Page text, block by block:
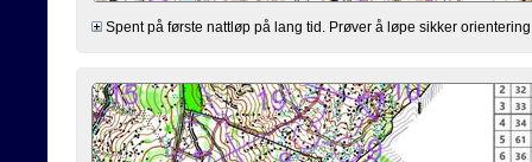
Spent på første nattløp på lang tid. Prøver å løpe sikker